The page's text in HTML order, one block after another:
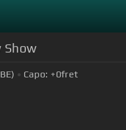
Show
Capo: +0fret